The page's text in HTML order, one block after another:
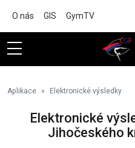
O nás GIS GymTV
Aplikace Elektronické výsledky
Elektronické
Jihočeského